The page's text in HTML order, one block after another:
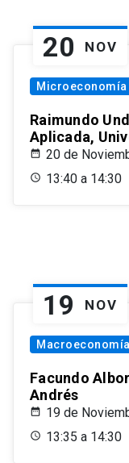
20 NOV
Microeconomía
Raimundo
Aplicada,
20 de
13:40 a 14:30
19 NOV
Macroeconomía
Facundo
Andrés
19 de
13:35 a 14:30